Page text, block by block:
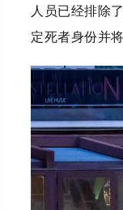
人员已经排除
定死者身份并